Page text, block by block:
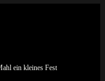
ein kleines Fest